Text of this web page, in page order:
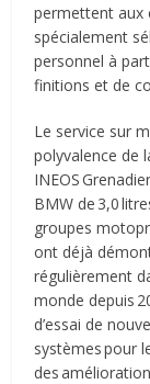
permettent aux
spécialement
personnel à
finitions et de
Le service sur
polyvalence de
INEOS
BMW de 3,0
groupes
ont déjà
régulièrement
monde depuis
d’essai de
systèmes pour
des